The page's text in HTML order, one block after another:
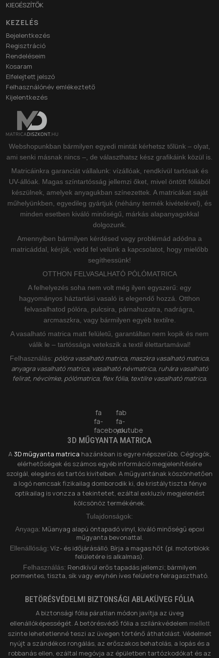
KIEGÉSZÍTŐK
KEZELÉS
Bejelentkezés
Regisztráció
Rendeléseim
Kosaram
Elfelejtett jelszó
Felhasználónév emlékeztető
Kijelentkezés
Webshopunkban bármilyen egyedi mintát kérhetsz tőlünk – olyat,
ami senki másnak nincs –, de választhatsz kész grafikáink közül is.
Matricáinkra garanciát vállalunk: vízállóak, rendkívül tartósak és
UV-állóak. Magas színtartósság jellemzi őket, mivel öntött fóliából
készülnek, amelyek anyagukban színezettek. A matricákat saját
műhelyünkben, egyedileg gyártjuk (néhány termék kivételével), és
minden esetben kiváló minőségű, márkás alapanyagokkal
dolgozunk.
Amennyiben bármilyen kérdésed vagy problémád adódna a
matricáddal, kérjük, vedd fel velünk a kapcsolatot, hogy mielőbb
segíthessünk!
OTTHON FELVASALHATÓ PÓLÓMATRICA
A felhelyezés soha nem volt még ilyen egyszerű: egy
hagyományos háztartási vasaló is elegendő hozzá. Otthon
felvasalhatod pólóra, pulcsira, párnahuzatra, nadrágra,
arcmaszkra, vagy bármilyen egyéb textilre.
A vasalható matrica matt felületű, garantáltan nem kopik és nem
válik le – tartóssága vetekszik a textil élettartamával!
Felhasználás: pólóra vasalható matrica, maszkra vasalható matrica,
anyagra vasalható matrica, vasalható névmatrica, ruhára vasalható
felirat, névcímke, pólómatrica, flex fólia, textilre vasalható matrica.
fa
fa-
facebook
fab
fa-
youtube
3D MŰGYANTA MATRICA
A 3D műgyanta matrica hazánkban is egyre népszerűbb. Céglogók,
elérhetőségek és számos egyéb információ megjelenítésére
szolgál, elegáns és tartós kivitelben. A műgyantának köszönhetően
a logó nemcsak fizikailag domborodik ki, de kristálytiszta fénye
optikailag is vonzza a tekintetet, ezáltal exkluzív megjelenést
kölcsönöz termékének.
Tulajdonságok:
Anyaga: Műanyag alapú öntapadó vinyl, kiváló minőségű epoxi
műgyanta bevonattal.
Ellenállóság: Víz- és időjárásálló. Bírja a magas hőt (pl. motorblokk
felületére is alkalmas).
Felhasználás: Rendkívül erős tapadás jellemzi; bármilyen
pormentes, tiszta, sík vagy enyhén íves felületre felragasztható.
BETÖRÉSVÉDELMI BIZTONSÁGI ABLAKÜVEG FÓLIA
A biztonsági fólia páratlan módon javítja az üveg
ellenállóképességét. A betörésvédő fólia a szilánkvédelem mellett
szinte lehetetlenné teszi az üvegen történő áthatolást. Védelmet
nyújt a szándékos rongálás, az erőszakos behatolás, a lopás és a
robbanás ellen, ezáltal megóvja az épületben tartózkodókat és az